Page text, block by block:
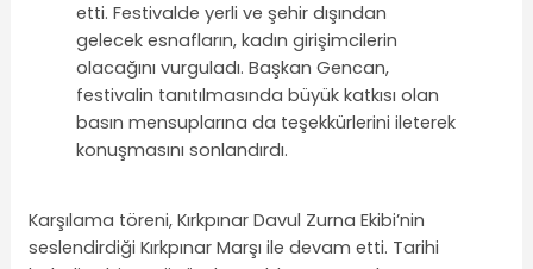
etti. Festivalde yerli ve şehir dışından
gelecek esnafların, kadın girişimcilerin
olacağını vurguladı. Başkan Gencan,
festivalin tanıtılmasında büyük katkısı olan
basın mensuplarına da teşekkürlerini ileterek
konuşmasını sonlandırdı.
Karşılama töreni, Kırkpınar Davul Zurna Ekibi’nin
seslendirdiği Kırkpınar Marşı ile devam etti. Tarihi